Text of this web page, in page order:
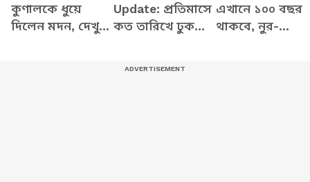
কুণালকে ধুয়ে
দিলেন মদন, দেখুন
Update: প্রতিমাসে
কত তারিখে ঢুকবে
এখানে ১০০ বছর
থাকবে, নুর-